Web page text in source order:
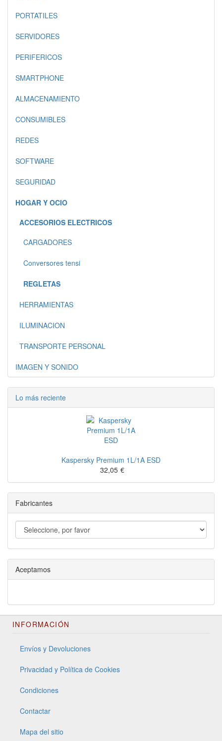
PORTATILES
SERVIDORES
PERIFERICOS
SMARTPHONE
ALMACENAMIENTO
CONSUMIBLES
REDES
SOFTWARE
SEGURIDAD
HOGAR Y OCIO
ACCESORIOS ELECTRICOS
CARGADORES
Conversores tensi
REGLETAS
HERRAMIENTAS
ILUMINACION
TRANSPORTE PERSONAL
IMAGEN Y SONIDO
Lo más reciente
Kaspersky Premium 1L/1A ESD
32,05 €
Fabricantes
Aceptamos
INFORMACIÓN
Envíos y Devoluciones
Privacidad y Política de Cookies
Condiciones
Contactar
Mapa del sitio